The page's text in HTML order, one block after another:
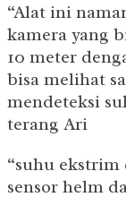
“Alat ini
kamera yang
10 meter
bisa melihat
mendeteksi
terang Ari
“suhu
sensor helm